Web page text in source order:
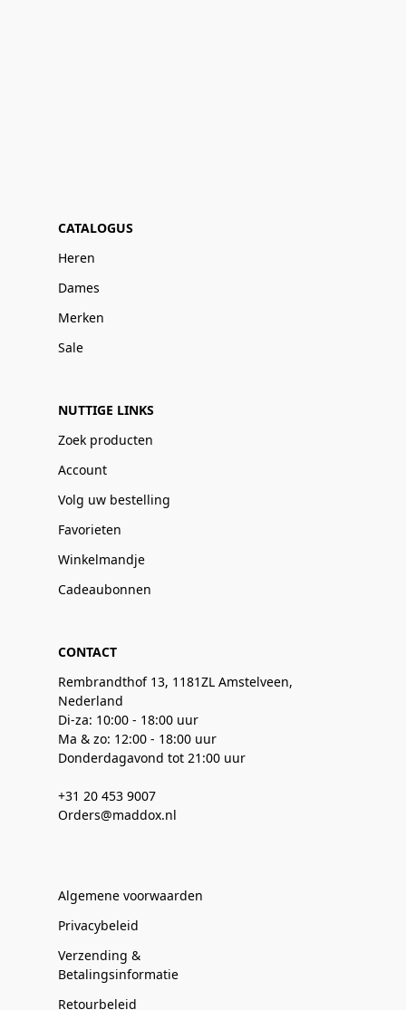
CATALOGUS
Heren
Dames
Merken
Sale
NUTTIGE LINKS
Zoek producten
Account
Volg uw bestelling
Favorieten
Winkelmandje
Cadeaubonnen
CONTACT
Rembrandthof 13, 1181ZL Amstelveen,
Nederland
Di-za: 10:00 - 18:00 uur
Ma & zo: 12:00 - 18:00 uur
Donderdagavond tot 21:00 uur
+31 20 453 9007
Orders@maddox.nl
Algemene voorwaarden
Privacybeleid
Verzending &
Betalingsinformatie
Retourbeleid